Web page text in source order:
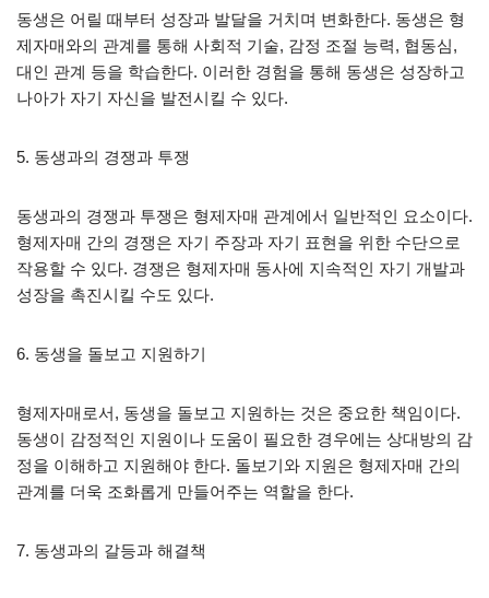
동생은 어릴 때부터 성장과 발달을 거치며 변화한다. 동생은 형
제자매와의 관계를 통해 사회적 기술, 감정 조절 능력, 협동심,
대인 관계 등을 학습한다. 이러한 경험을 통해 동생은 성장하고
나아가 자기 자신을 발전시킬 수 있다.
5. 동생과의 경쟁과 투쟁
동생과의 경쟁과 투쟁은 형제자매 관계에서 일반적인 요소이다.
형제자매 간의 경쟁은 자기 주장과 자기 표현을 위한 수단으로
작용할 수 있다. 경쟁은 형제자매 동사에 지속적인 자기 개발과
성장을 촉진시킬 수도 있다.
6. 동생을 돌보고 지원하기
형제자매로서, 동생을 돌보고 지원하는 것은 중요한 책임이다.
동생이 감정적인 지원이나 도움이 필요한 경우에는 상대방의 감
정을 이해하고 지원해야 한다. 돌보기와 지원은 형제자매 간의
관계를 더욱 조화롭게 만들어주는 역할을 한다.
7. 동생과의 갈등과 해결책